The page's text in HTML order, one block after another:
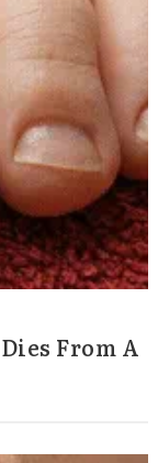
From A